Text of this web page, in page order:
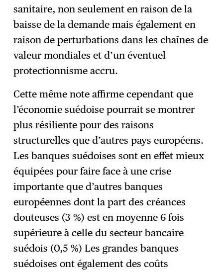
sanitaire, non seulement en raison de la
baisse de la demande mais également en
raison de perturbations dans les chaînes de
valeur mondiales et d’un éventuel
protectionnisme accru.
Cette même note affirme cependant que
l’économie suédoise pourrait se montrer
plus résiliente pour des raisons
structurelles que d’autres pays européens.
Les banques suédoises sont en effet mieux
équipées pour faire face à une crise
importante que d’autres banques
européennes dont la part des créances
douteuses (3 %) est en moyenne 6 fois
supérieure à celle du secteur bancaire
suédois (0,5 %) Les grandes banques
suédoises ont également des coûts